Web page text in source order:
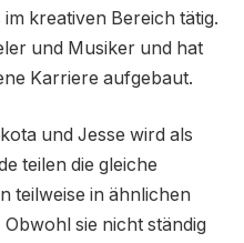
kreativen Bereich tätig.
und Musiker und hat
Karriere aufgebaut.
und Jesse wird als
teilen die gleiche
teilweise in ähnlichen
sie nicht ständig